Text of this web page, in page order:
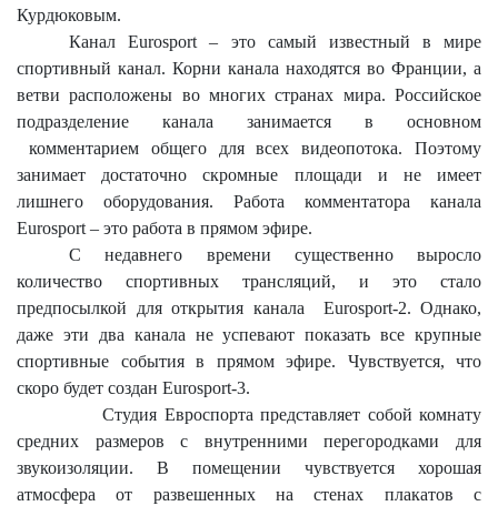
Курдюковым.
КаналEurosport – это самый известный в мире
спортивный канал. Корни канала находятся во Франции, а
ветви расположены во многих странах мира. Российское
подразделение канала занимается в основном
комментарием общего для всех видеопотока. Поэтому
занимает достаточно скромные площади и не имеет
лишнего оборудования. Работа комментатора канала
Eurosport – это работа в прямом эфире.
С недавнего времени существенно выросло
количество спортивных трансляций, и это стало
предпосылкой для открытия канала
Eurosport-2. Однако,
даже эти два канала не успевают показать все крупные
спортивные события в прямом эфире. Чувствуется, что
скоро будет создан Eurosport-3.
Студия Евроспорта представляет собой комнату
средних размеров с внутренними перегородками для
звукоизоляции. В помещении чувствуется хорошая
атмосфера от развешенных на стенах плакатов с